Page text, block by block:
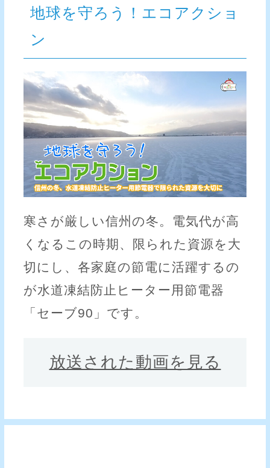
地球を守ろう！エコアクショ
ン
寒さが厳しい信州の冬。電気代が高
くなるこの時期、限られた資源を大
切にし、各家庭の節電に活躍するの
が水道凍結防止ヒーター用節電器
「セーブ90」です。
放送された動画を見る